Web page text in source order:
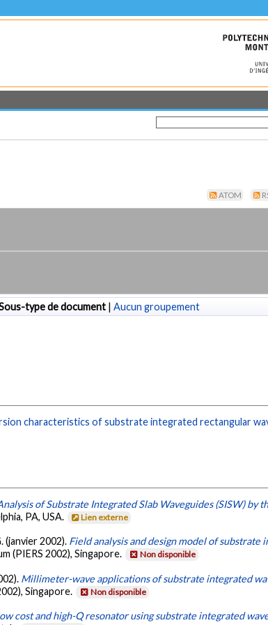
ATOM
type de document | Aucun groupement
characteristics of substrate integrated rectangular
of Substrate Integrated Slab Waveguides (SISW) by
PA, USA. Lien externe
(janvier 2002). Field analysis and design model of substrate
(PIERS 2002), Singapore. Non disponible
Millimeter-wave applications of substrate integrated
Singapore.
Non disponible
cost and high-Q resonator using substrate integrated